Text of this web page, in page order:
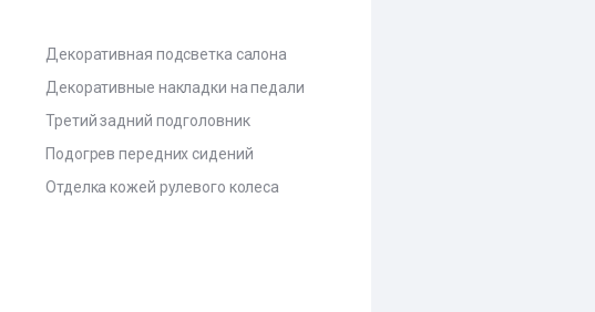
Декоративная подсветка салона
Декоративные накладки на педали
Третий задний подголовник
Подогрев передних сидений
Отделка кожей рулевого колеса